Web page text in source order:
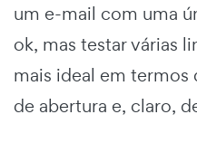
um e-mail com uma
ok, mas testar várias
mais ideal em termos
de abertura e, claro,